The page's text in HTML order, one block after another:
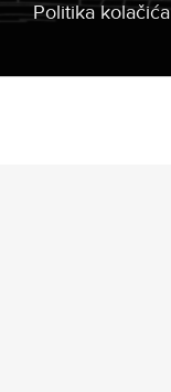
Politika kolačića